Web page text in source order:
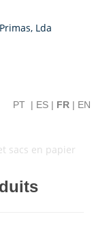
PT | ES | FR | EN
sacs en papier